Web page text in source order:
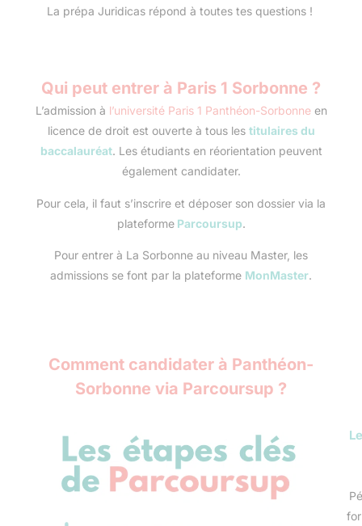
La prépa Juridicas répond à toutes tes questions !
Qui peut entrer à Paris 1 Sorbonne ?
L’admission à l’université Paris 1 Panthéon-Sorbonneen
licence de droit est ouverte à tous les titulaires du
baccalauréat. Les étudiants en réorientation peuvent
également candidater.
Pour cela, il faut s’inscrire et déposer son dossier via la
plateforme Parcoursup.
Pour entrer à La Sorbonne au niveau Master, les
admissions se font par la plateforme MonMaster.
Comment candidater à Panthéon-
Sorbonne via Parcoursup ?